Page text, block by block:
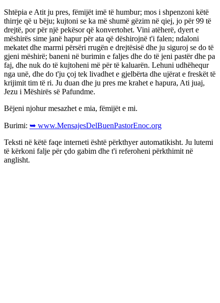
Shtëpia e Atit ju pres, fëmijët imë të humbur; mos i shpenzoni këtë
thirrje që u bëju; kujtoni se ka më shumë gëzim në qiej, jo për 99 të
drejtë, por për një pekësor që konvertohet. Vini atëherë, dyert e
mëshirës sime janë hapur për ata që dëshirojnë t'i falen; ndaloni
mekatet dhe marrni përsëri rrugën e drejtësisë dhe ju siguroj se do të
gjeni mëshirë; baneni në burimin e faljes dhe do të jeni pastër dhe pa
faj, dhe nuk do të kujtoheni më për të kaluarën. Lehuni udhëhequr
nga unë, dhe do t'ju çoj tek livadhet e gjelbërta dhe ujërat e freskët të
krijimit tim të ri. Ju duan dhe ju pres me krahet e hapura, Ati juaj,
Jezu i Mëshirës së Pafundme.
Bëjeni njohur mesazhet e mia, fëmijët e mi.
Burimi: ➥ www.MensajesDelBuenPastorEnoc.org
Teksti në këtë faqe interneti është përkthyer automatikisht. Ju lutemi
të kërkoni falje për çdo gabim dhe t'i referoheni përkthimit në
anglisht.